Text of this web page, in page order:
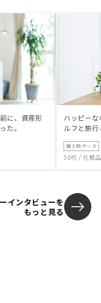
に、資産形
た。
ハッピー
ルフと旅
購入時データ
50代 / 化粧
インタビューを
もっと見る